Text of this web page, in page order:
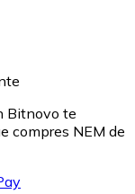
Bitnovo te
compres NEM de